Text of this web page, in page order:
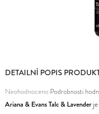
DETAILNÍ POPIS
Průměrné
hodnocení
Neohodnoceno Podrobnosti
Ariana & Evans Talc & Lavender
D
O